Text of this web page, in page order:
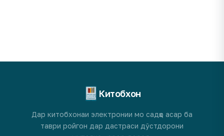
Китобхон
Дар китобхонаи электронии мо садҳо асар ба
таври ройгон дар дастраси дӯстдорони